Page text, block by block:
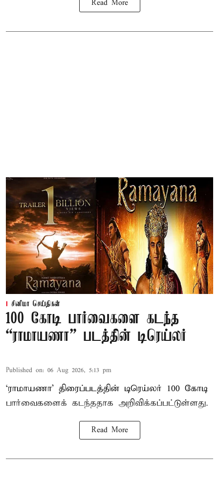
Read More
சினிமா செய்திகள்
100 கோடி பார்வைகளை கடந்த
“ராமாயணா” படத்தின் டிரெய்லர்
Published on: 06 Aug 2026, 5:13 pm
‘ராமாயணா’ திரைப்படத்தின் டிரெய்லர் 100 கோடி
பார்வைகளைக் கடந்ததாக அறிவிக்கப்பட்டுள்ளது.
Read More